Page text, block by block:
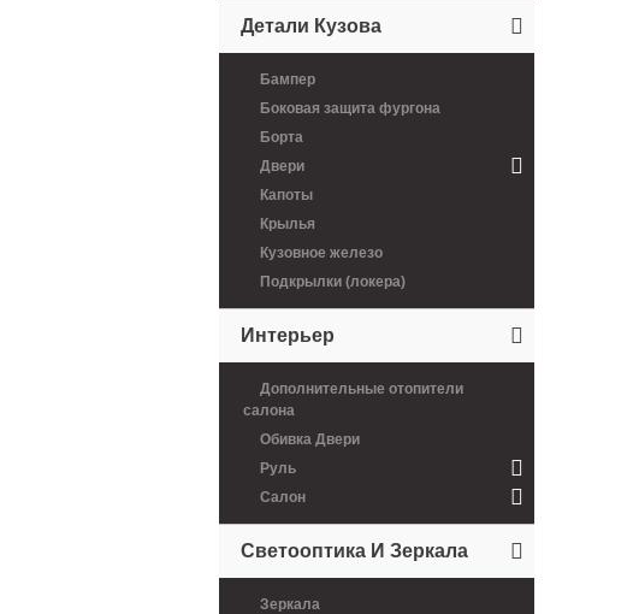
Детали Кузова
Бампер
Боковая защита фургона
Борта
Двери
Капоты
Крылья
Кузовное железо
Подкрылки (локера)
Интерьер
Дополнительные отопители
салона
Обивка Двери
Руль
Салон
Светооптика И Зеркала
Зеркала